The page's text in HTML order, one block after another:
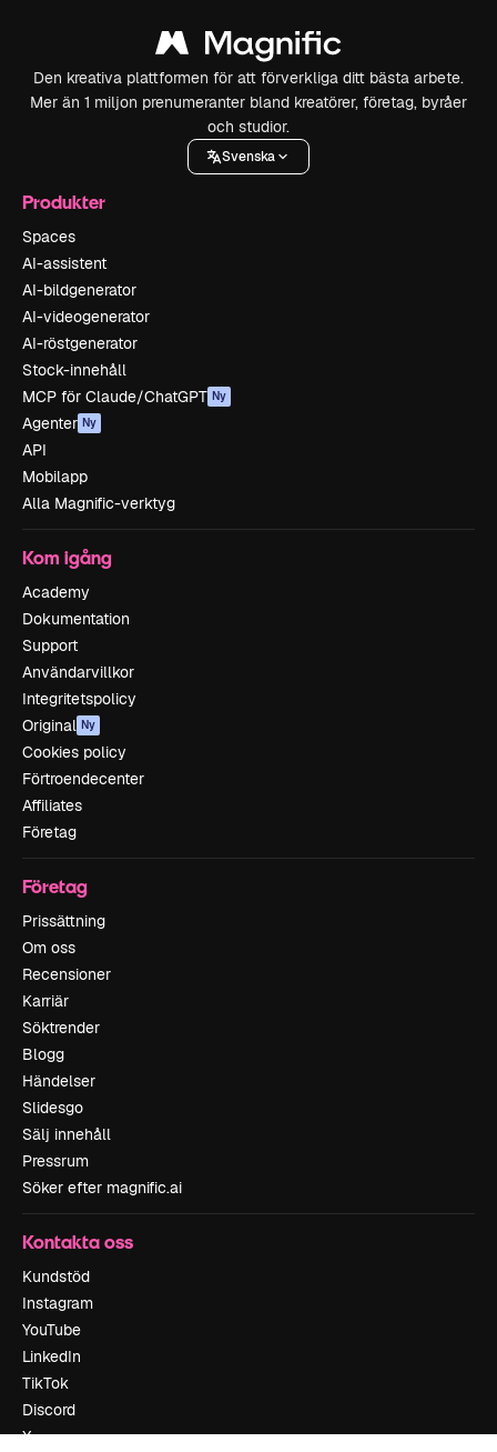
Den kreativa plattformen för att förverkliga ditt bästa arbete.
Mer än 1 miljon prenumeranter bland kreatörer, företag, byråer
och studior.
Svenska
Produkter
Spaces
AI-assistent
AI-bildgenerator
AI-videogenerator
AI-röstgenerator
Stock-innehåll
MCP för Claude/ChatGPT Ny
Agenter Ny
API
Mobilapp
Alla Magnific-verktyg
Kom igång
Academy
Dokumentation
Support
Användarvillkor
Integritetspolicy
Original Ny
Cookies policy
Förtroendecenter
Affiliates
Företag
Företag
Prissättning
Om oss
Recensioner
Karriär
Söktrender
Blogg
Händelser
Slidesgo
Sälj innehåll
Pressrum
Söker efter magnific.ai
Kontakta oss
Kundstöd
Instagram
YouTube
LinkedIn
TikTok
Discord
X